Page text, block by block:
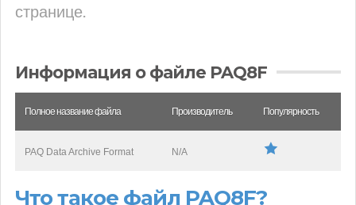
странице.
Информация о файле PAQ8F
Полное название файла Производитель Популярность
PAQ Data Archive Format N/A
Что такое файл PAQ8F?